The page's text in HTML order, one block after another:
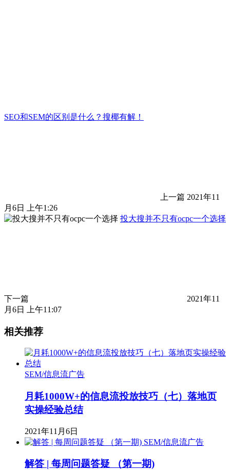
​SEO和SEM的区别是什么？搜椰有解！
上一篇 2021年11
月6日 上午1:26
投大搜并不只有ocpc一个选择
下一篇
2021年11
月6日 上午11:07
相关推荐
SEM/信息流广告
月耗1000W+的信息流投放技巧（七）落地页
实操经验总结
2021年11月6日
SEM/信息流广告
解答 | 每周问题答疑 （第一期)